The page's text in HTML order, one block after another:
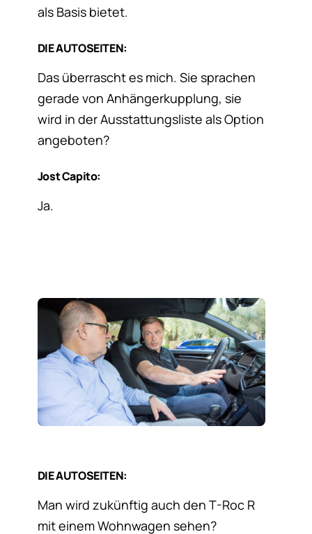
als Basis bietet.
DIE AUTOSEITEN:
Das überrascht es mich. Sie sprachen
gerade von Anhängerkupplung, sie
wird in der Ausstattungsliste als Option
angeboten?
Jost Capito:
Ja.
DIE AUTOSEITEN:
Man wird zukünftig auch den T-Roc R
mit einem Wohnwagen sehen?